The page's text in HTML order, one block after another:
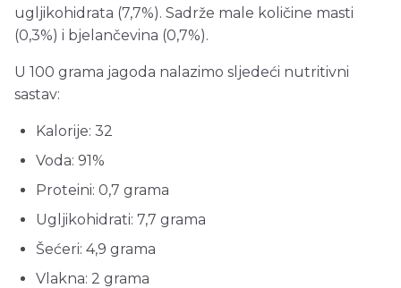
ugljikohidrata (7,7%). Sadrže male količine masti
(0,3%) i bjelančevina (0,7%).
U 100 grama jagoda nalazimo sljedeći nutritivni
sastav:
Kalorije: 32
Voda: 91%
Proteini: 0,7 grama
Ugljikohidrati: 7,7 grama
Šećeri: 4,9 grama
Vlakna: 2 grama